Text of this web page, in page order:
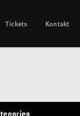
Tickets Kontakt